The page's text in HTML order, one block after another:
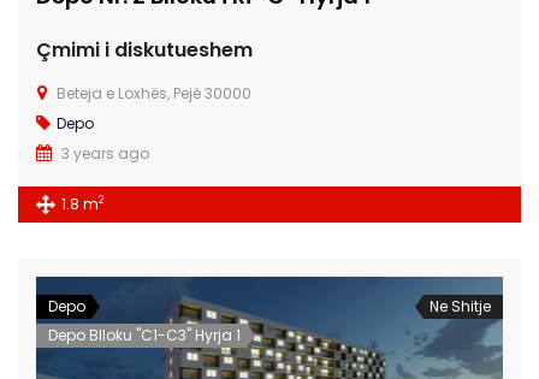
Çmimi i diskutueshem
Beteja e Loxhës, Pejë 30000
Depo
3 years ago
1.8 m2
Depo
Depo Blloku "C1-C3" Hyrja 1
Ne Shitje